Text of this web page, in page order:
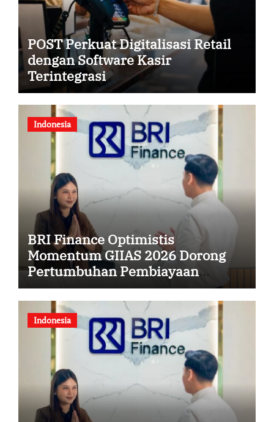
POST Perkuat Digitalisasi Retail
dengan Software Kasir
Terintegrasi
Indonesia
BRI Finance Optimistis
Momentum GIIAS 2026 Dorong
Pertumbuhan Pembiayaan
Kendaraan
Indonesia